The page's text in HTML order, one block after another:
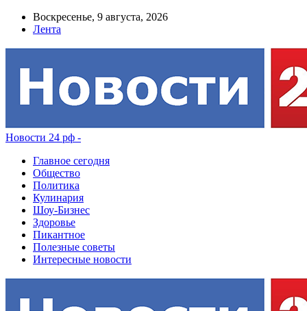
Воскресенье, 9 августа, 2026
Лента
Новости 24 рф -
Главное сегодня
Общество
Политика
Кулинария
Шоу-Бизнес
Здоровье
Пикантное
Полезные советы
Интересные новости